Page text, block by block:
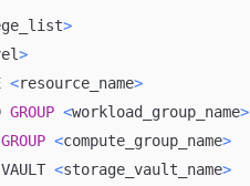
>
>
<resource_name>
GROUP <workload_group_name>
GROUP <compute_group_name>
<storage_vault_name>